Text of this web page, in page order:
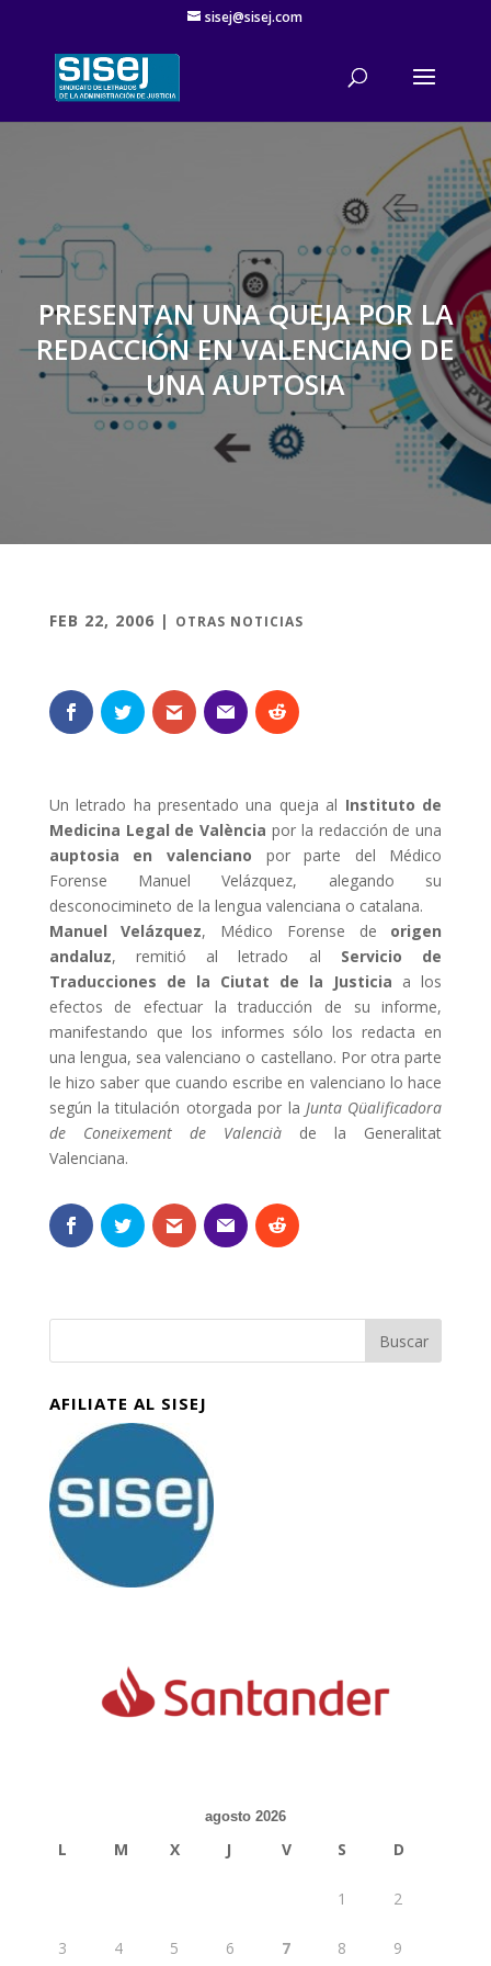
sisej@sisej.com
'
PRESENTAN UNA QUEJA POR LA
REDACCIÓN EN VALENCIANO DE
UNA AUPTOSIA
FEB 22, 2006 | OTRAS NOTICIAS
Un letrado ha presentado una queja al Instituto de
Medicina Legal de València por la redacción de una
auptosia en valenciano por parte del Médico
Forense Manuel Velázquez, alegando su
desconocimineto de la lengua valenciana o catalana.
Manuel Velázquez, Médico Forense de origen
andaluz, remitió al letrado al Servicio de
Traducciones de la Ciutat de la Justicia a los
efectos de efectuar la traducción de su informe,
manifestando que los informes sólo los redacta en
una lengua, sea valenciano o castellano. Por otra parte
le hizo saber que cuando escribe en valenciano lo hace
según la titulación otorgada por la Junta Qüalificadora
de Coneixement de Valencià de la Generalitat
Valenciana.
AFILIATE AL SISEJ
agosto 2026
L M X J V S D
1 2
3 4 5 6 7 8 9